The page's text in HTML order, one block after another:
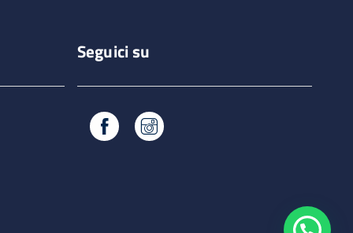
Seguici su
Facebook